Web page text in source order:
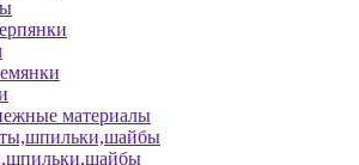
материалы